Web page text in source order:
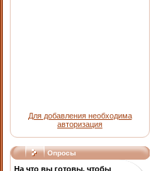
Для добавления необходима
авторизация
Опросы
На что вы готовы, чтобы